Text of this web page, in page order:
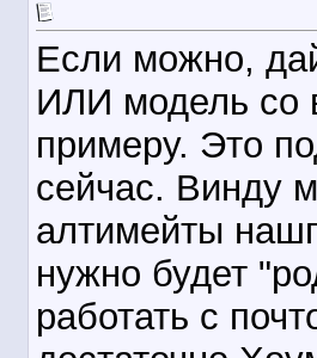
Если можно,
ИЛИ модель со
примеру. Это
сейчас. Винду
алтимейты
нужно будет
работать с